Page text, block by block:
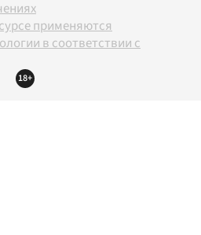
применяются
в соответствии с
18+